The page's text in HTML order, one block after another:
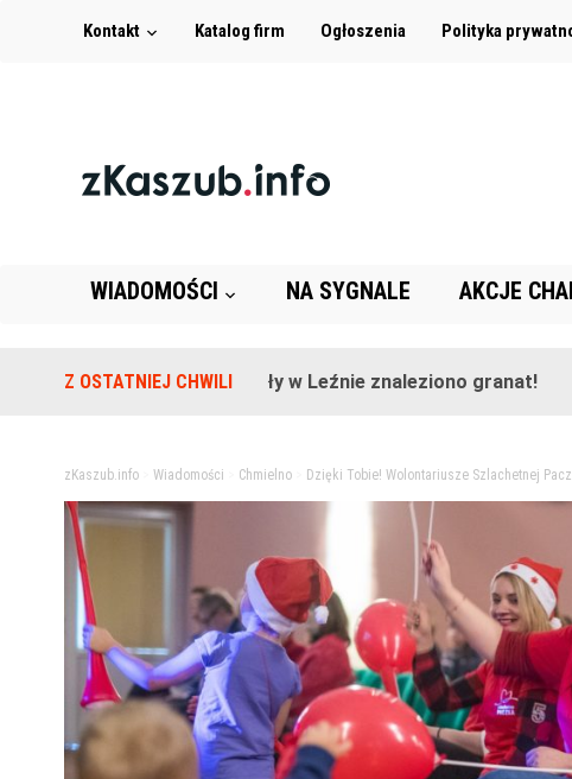
Kontakt Katalog firm Ogłoszenia Polityka
WIADOMOŚCI NA SYGNALE AKCJE
Z OSTATNIEJ CHWILI
Na terenie szkoły w Leźnie znaleziono granat! 2 lata temu
zKaszub.info> Wiadomości Chmielno> Dzięki Tobie! Wolontariusze Szlachetnej